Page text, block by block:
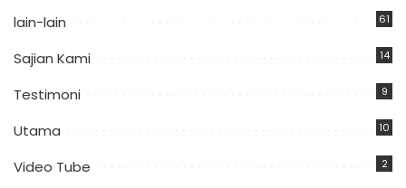
lain-lain 61
Sajian Kami 14
Testimoni 9
Utama 10
Video Tube 2